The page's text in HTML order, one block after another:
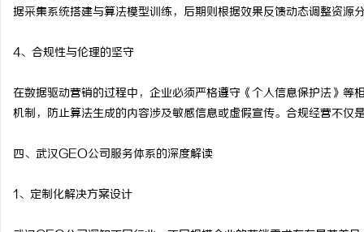
据采集系统搭建与算法模型训练，后期则根据效果反馈动态调整资
4、合规性与伦理的坚守
在数据驱动营销的过程中，企业必须严格遵守《个人信息保护法》
机制，防止算法生成的内容涉及敏感信息或虚假宣传。合规经营不仅
四、武汉GEO公司服务体系的深度解读
1、定制化解决方案设计